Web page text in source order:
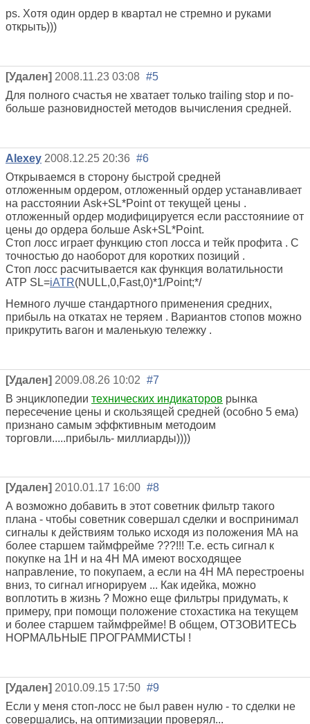
ps. Хотя один ордер в квартал не стремно и руками
открыть)))
[Удален] 2008.11.23 03:08 #5
Для полного счастья не хватает только trailing stop и по-
больше разновидностей методов вычисления средней.
Alexey 2008.12.25 20:36 #6
Открываемся в сторону быстрой средней
отложенным ордером, отложенный ордер устанавливает
на расстоянии Ask+SL*Point от текущей цены .
отложенный ордер модифицируется если расстояниие от
цены до ордера больше Ask+SL*Point.
Стоп лосс играет функцию стоп лосса и тейк профита . С
точностью до наоборот для коротких позиций .
Стоп лосс расчитывается как функция волатильности
АТР SL=iATR(NULL,0,Fast,0)*1/Point;*/
Немного лучше стандартного применения средних,
прибыль на откатах не теряем . Вариантов стопов можно
прикрутить вагон и маленькую тележку .
[Удален] 2009.08.26 10:02 #7
В энциклопедии технических индикаторов рынка
пересечение цены и скользящей средней (особно 5 ема)
признано самым эффктивным методоим
торговли.....прибыль- миллиарды))))
[Удален] 2010.01.17 16:00 #8
А возможно добавить в этот советник фильтр такого
плана - чтобы советник совершал сделки и воспринимал
сигналы к действиям только исходя из положения МА на
более старшем таймфрейме ???!!! Т.е. есть сигнал к
покупке на 1Н и на 4Н МА имеют восходящее
направление, то покупаем, а если на 4Н МА перестроены
вниз, то сигнал игнорируем ... Как идейка, можно
воплотить в жизнь ? Можно еще фильтры придумать, к
примеру, при помощи положение стохастика на текущем
и более старшем таймфрейме! В общем, ОТЗОВИТЕСЬ
НОРМАЛЬНЫЕ ПРОГРАММИСТЫ !
[Удален] 2010.09.15 17:50 #9
Если у меня стоп-лосс не был равен нулю - то сделки не
совершались, на оптимизации проверял...